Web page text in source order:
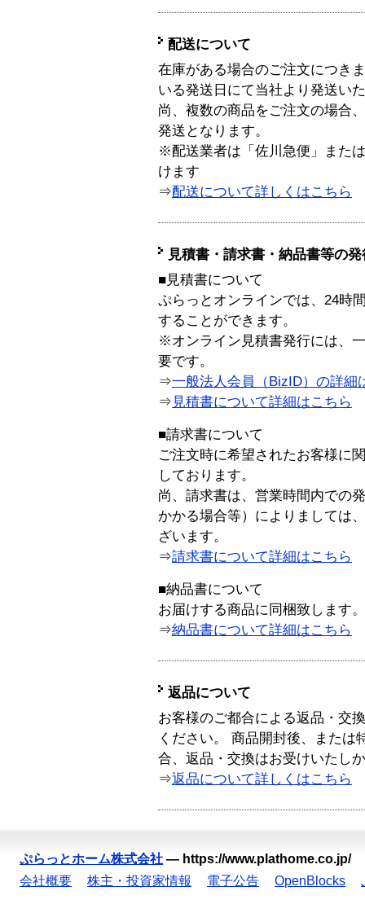
配送について
在庫がある場合のご注文につき
いる発送日にて当社より発送い
尚、複数の商品をご注文の場合
発送となります。
※配送業者は「佐川急便」また
けます
⇒配送について詳しくはこちら
見積書・請求書・納品書等の
■見積書について
ぷらっとオンラインでは、24時
することができます。
※オンライン見積書発行には、
要です。
⇒一般法人会員（BizID）の詳細
⇒ 見積書について詳細はこちら
■請求書について
ご注文時に希望されたお客様に
しております。
尚、請求書は、営業時間内での
かかる場合等）によりましては
ざいます。
⇒請求書について詳細はこちら
■納品書について
お届けする商品に同梱致します。
⇒納品書について詳細はこちら
返品について
お客様のご都合による返品・交
ください。 商品開封後、または
合、返品・交換はお受けいたし
⇒返品について詳しくはこちら
ぷらっとホーム株式会社 — https://www.plathome.co.jp/
会社概要
株主・投資家情報 電子公告 OpenBlocks